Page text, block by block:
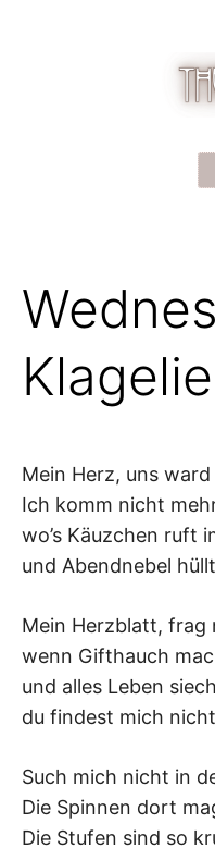
Mein Herz, uns
Ich komm nicht
wo’s Käuzchen ruft
und Abendnebel
Mein Herzblatt, frag
wenn Gifthauch
und alles Leben
du findest mich
Such mich nicht in
Die Spinnen dort
Die Stufen sind so